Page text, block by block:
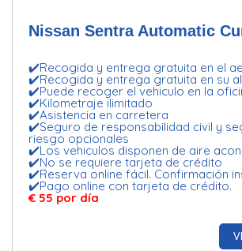
Nissan Sentra Automatic
✔️Recogida y entrega gratuita en el
✔️Recogida y entrega gratuita en su
✔️Puede recoger el vehiculo en la
✔️Kilometraje ilimitado
✔️Asistencia en carretera
✔️Seguro de responsabilidad civil y
riesgo opcionales
✔️Los vehiculos disponen de aire
✔️No se requiere tarjeta de crédito
✔️Reserva online fácil. Confirmación
✔️Pago online con tarjeta de crédito.
€ 55 por día